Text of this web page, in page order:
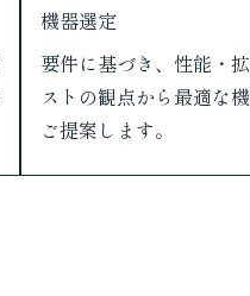
機器選定
要件に基づき、性能・
ストの観点から最適な
ご提案します。